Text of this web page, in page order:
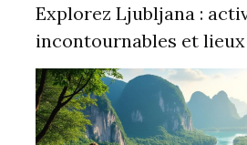
Explorez Ljubljana :
incontournables et